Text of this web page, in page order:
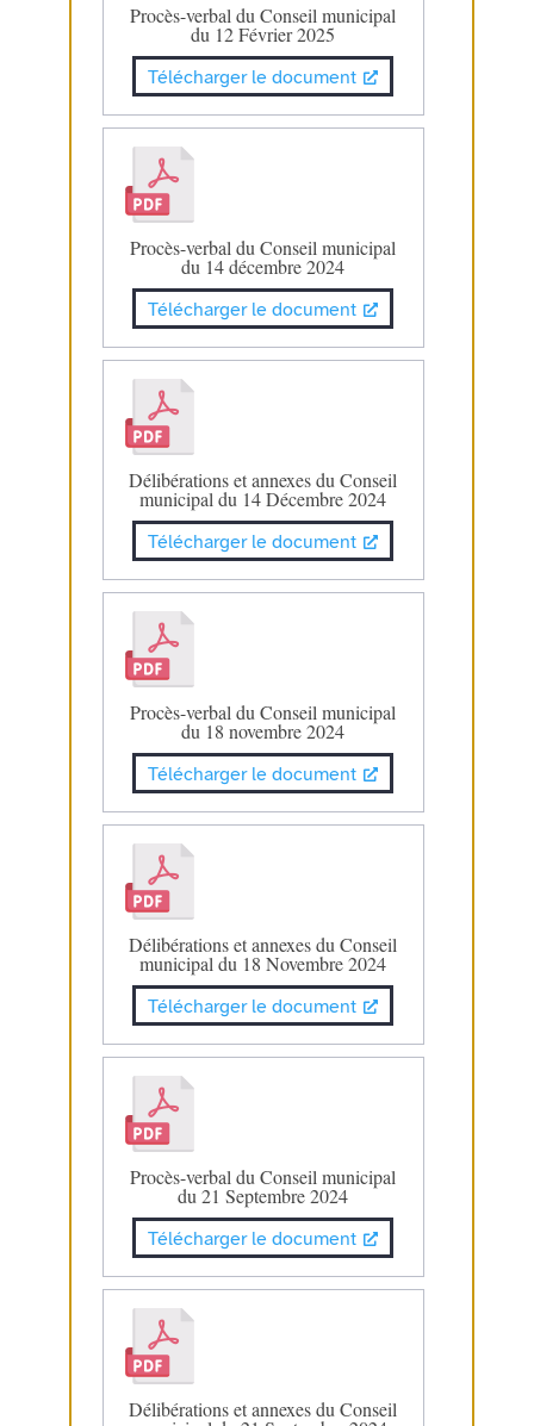
Procès-verbal du Conseil municipal
du 12 Février 2025
Télécharger le document
Procès-verbal du Conseil municipal
du 14 décembre 2024
Télécharger le document
Délibérations et annexes du Conseil
municipal du 14 Décembre 2024
Télécharger le document
Procès-verbal du Conseil municipal
du 18 novembre 2024
Télécharger le document
Délibérations et annexes du Conseil
municipal du 18 Novembre 2024
Télécharger le document
Procès-verbal du Conseil municipal
du 21 Septembre 2024
Télécharger le document
Délibérations et annexes du Conseil